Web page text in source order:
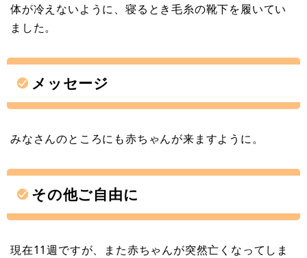
体が冷えないように、寝るとき毛糸の靴下を履いてい
ました。
メッセージ
みなさんのところにも赤ちゃんが来ますように。
その他ご自由に
現在11週ですが、また赤ちゃんが突然亡くなってしま